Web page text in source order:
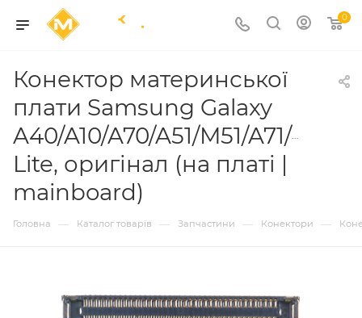
0
Конектор материнської
плати Samsung Galaxy
A40/A10/A70/A51/M51/A71/
Lite, оригінал (на платі |
mainboard)
Головна — Каталог товарів — Запчастини — Конектори —